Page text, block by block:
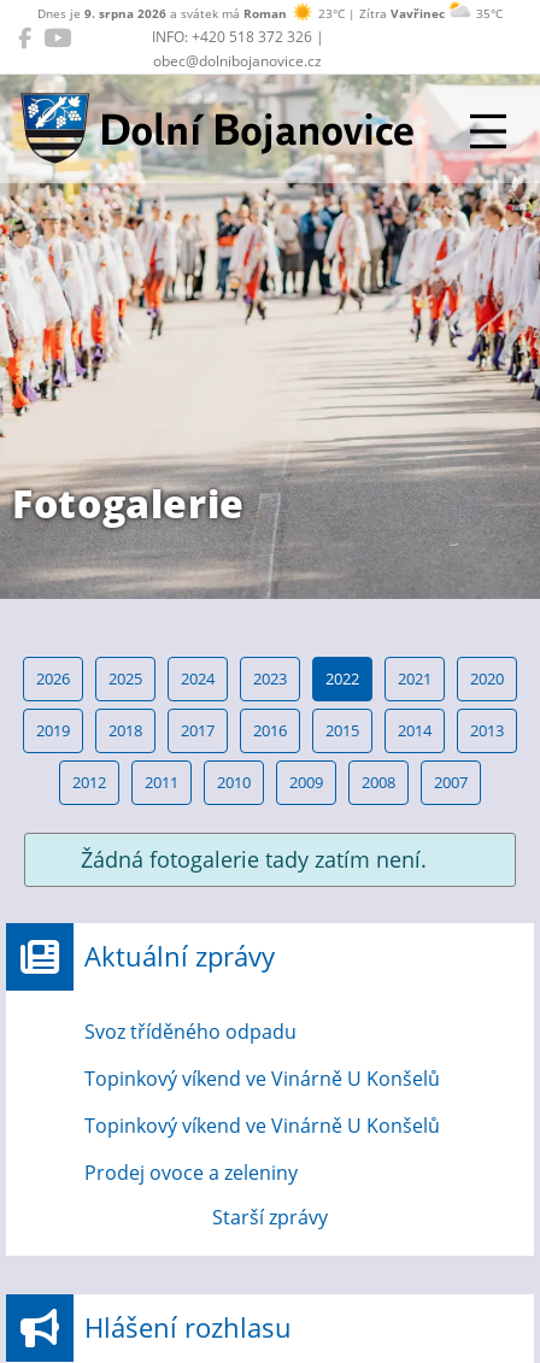
INFO: +420 518 372 326 |
obec@dolnibojanovice.cz
Dnes je 9. srpna 2026 a svátek má Roman 23°C | Zítra Vavřinec 35°C
Dolní Bojanovice
Fotogalerie
2026 2025 2024 2023 2022 2021 2020
2019 2018 2017 2016 2015 2014 2013
2012 2011 2010 2009 2008 2007
Žádná fotogalerie tady zatím není.
Aktuální zprávy
Svoz tříděného odpadu
Topinkový víkend ve Vinárně U Konšelů
Topinkový víkend ve Vinárně U Konšelů
Prodej ovoce a zeleniny
Starší zprávy
Hlášení rozhlasu